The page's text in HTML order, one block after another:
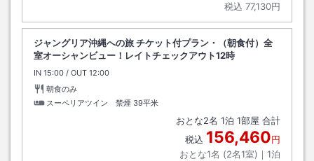
税込 77,130円
ジャングリア沖縄への旅 チケット付プラン・（朝食付）全
室オーシャンビュー！レイトチェックアウト12時
IN チェックイン
15:00 / OUT チェックアウト
12:00
朝食のみ
スーペリアツイン 禁煙 39平米
おとな2名 1泊 1部屋 合計
税込 156,460円
おとな1名 (2名1室)｜ 1泊